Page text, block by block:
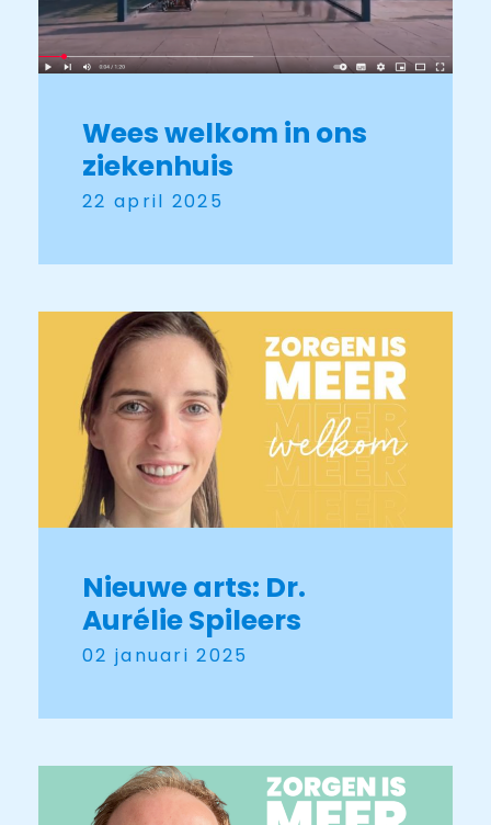
Wees welkom in ons
ziekenhuis
22 april 2025
Nieuwe arts: Dr.
Aurélie Spileers
02 januari 2025